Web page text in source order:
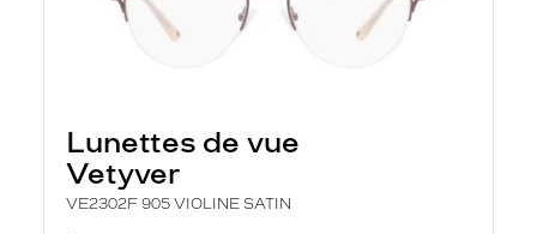
Lunettes de vue
Vetyver
VE2302F 905 VIOLINE SATIN